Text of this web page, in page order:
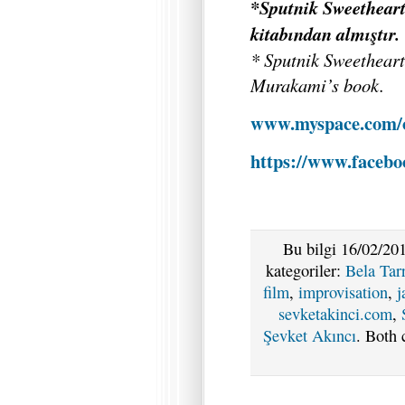
*Sputnik
kitabından almıştır.
* Sputnik
Murakami’s book.
https://
Bu bilgi 16/02/
kategoriler: Bela Tarr
film, improvisation,
sevketakinci.com,
Şevket Akıncı. Both